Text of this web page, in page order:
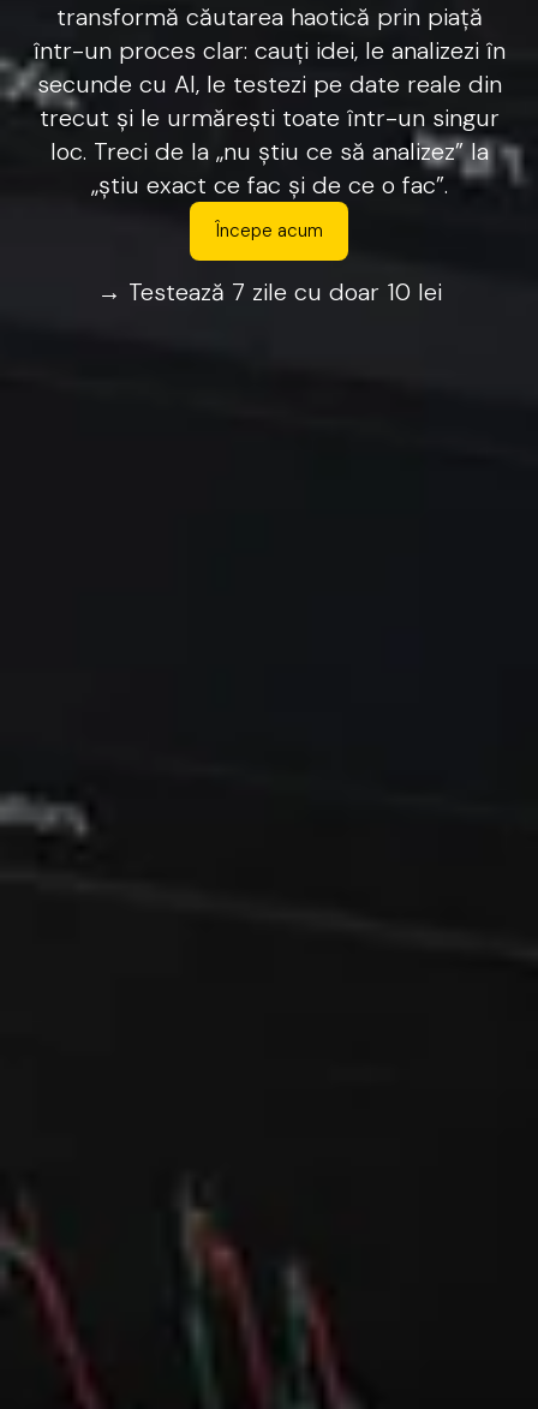
transformă căutarea haotică prin piață
într-un proces clar: cauți idei, le analizezi în
secunde cu AI, le testezi pe date reale din
trecut și le urmărești toate într-un singur
loc. Treci de la „nu știu ce să analizez” la
„știu exact ce fac și de ce o fac”.
Începe acum
→ Testează 7 zile cu doar 10 lei